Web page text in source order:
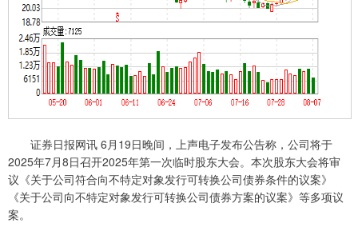
证券日报网讯 6月19日晚间，上声电子发布公告称，公司将于
2025年7月8日召开2025年第一次临时股东大会。本次股东大会将审
议《关于公司符合向不特定对象发行可转换公司债券条件的议案》
《关于公司向不特定对象发行可转换公司债券方案的议案》等多项议
案。